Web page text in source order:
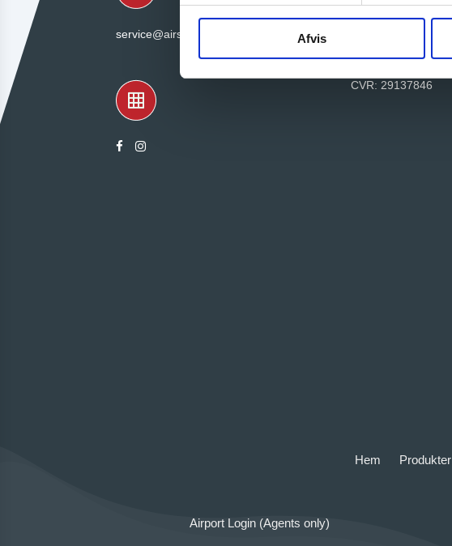
Afvis
service@airshells.com
CVR: 29137846
Hem Produkter
Airport Login (Agents only)